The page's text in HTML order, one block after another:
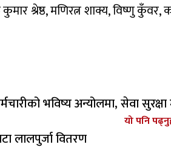
श्रेष्ठ, मणिरत्न शाक्य, विष्णु
भविष्य अन्योलमा, सेवा
यो पनि
लालपुर्जा वितरण